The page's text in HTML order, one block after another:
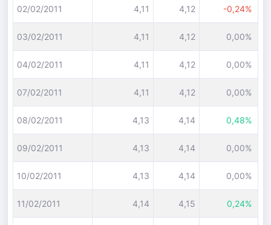
02/02/2011 4,11 4,12 -0,24%
03/02/2011 4,11 4,12 0,00%
04/02/2011 4,11 4,12 0,00%
07/02/2011 4,11 4,12 0,00%
08/02/2011 4,13 4,14 0,48%
09/02/2011 4,13 4,14 0,00%
10/02/2011 4,13 4,14 0,00%
11/02/2011 4,14 4,15 0,24%